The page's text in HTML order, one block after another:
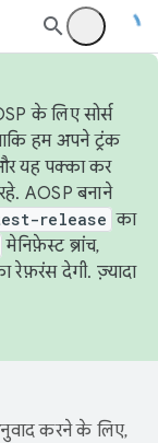
के लिए सोर्स
हम अपने ट्रंक
यह पक्का कर
AOSP बनाने
release का
मेनिफ़ेस्ट ब्रांच,
रेफ़रंस देगी. ज़्यादा
करने के लिए,